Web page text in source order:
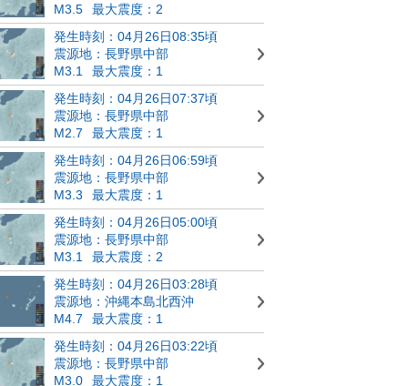
M3.5
最大震度：2
発生時刻：04月26日08:35頃
震源地：長野県中部
M3.1
最大震度：1
発生時刻：04月26日07:37頃
震源地：長野県中部
M2.7
最大震度：1
発生時刻：04月26日06:59頃
震源地：長野県中部
M3.3
最大震度：1
発生時刻：04月26日05:00頃
震源地：長野県中部
M3.1
最大震度：2
発生時刻：04月26日03:28頃
震源地：沖縄本島北西沖
M4.7
最大震度：1
発生時刻：04月26日03:22頃
震源地：長野県中部
M3.0
最大震度：1